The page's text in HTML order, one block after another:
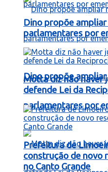
Dino propõe
parlamentares por
Dino propõe
parlamentares por
Motta diz não haver
defende Lei da
Prefeitura de
construção de novo
no Canto Grande